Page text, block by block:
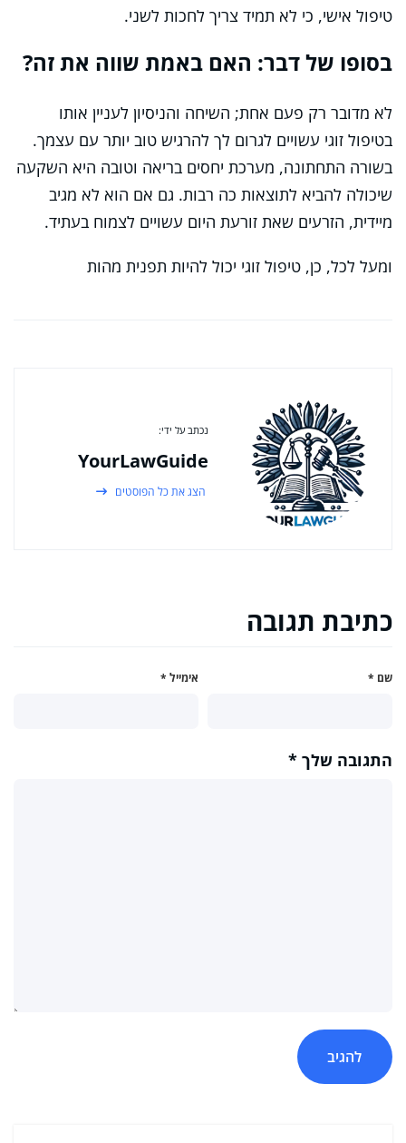
טיפול אישי, כי לא תמיד צריך לחכות לשני.
בסופו של דבר: האם באמת שווה את זה?
לא מדובר רק פעם אחת; השיחה והניסיון לעניין אותו
בטיפול זוגי עשויים לגרום לך להרגיש טוב יותר עם עצמך.
בשורה התחתונה, מערכת יחסים בריאה וטובה היא השקעה
שיכולה להביא לתוצאות כה רבות. גם אם הוא לא מגיב
מיידית, הזרעים שאת זורעת היום עשויים לצמוח בעתיד.
ומעל לכל, כן, טיפול זוגי יכול להיות תפנית מהות
נכתב על ידי:
YourLawGuide
הצג את כל הפוסטים
כתיבת תגובה
שם * אימייל *
התגובה שלך *